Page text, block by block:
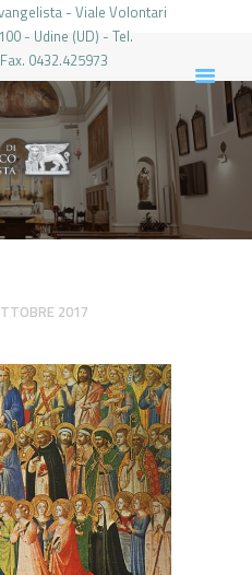
- Viale Volontari
- Udine (UD) - Tel.
0432.425973
MARCO UDINE
2017